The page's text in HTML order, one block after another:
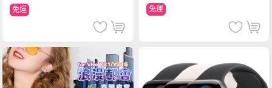
免運 免運